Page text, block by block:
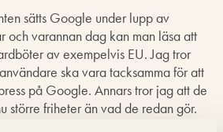
sätts Google under lupp av
och varannan dag kan man läsa att
av exempelvis EU. Jag tror
ska vara tacksamma för att
på Google. Annars tror jag att de
större friheter än vad de redan gör.